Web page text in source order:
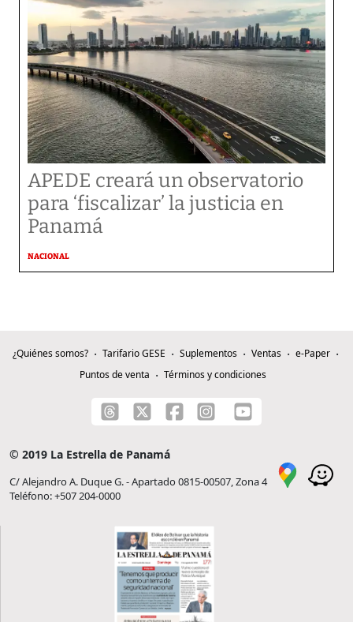
APEDE creará un observatorio
para ‘fiscalizar’ la justicia en
Panamá
NACIONAL
¿Quiénes somos? Tarifario GESE Suplementos Ventas
e-Paper
Puntos de venta
Términos y condiciones
© 2019 La Estrella de Panamá
C/ Alejandro A. Duque G. - Apartado 0815-00507, Zona 4
Teléfono: +507 204-0000